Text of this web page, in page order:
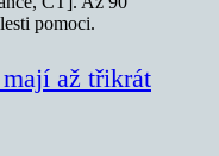
pomoci.
až třikrát